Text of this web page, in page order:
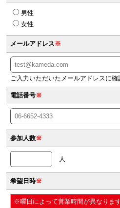
男性
女性
メールアドレス ※
ご入力いただいたメールアドレスに確
電話番号※
参加人数※
人
希望日時※
※曜日によって営業時間が異なります